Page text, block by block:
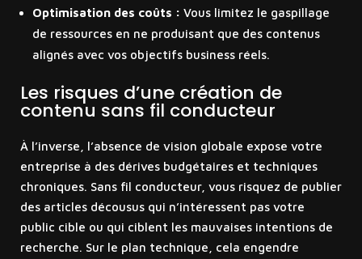
Optimisation des coûts : Vous limitez le gaspillage
de ressources en ne produisant que des contenus
alignés avec vos objectifs business réels.
Les risques d’une création de
contenu sans fil conducteur
À l’inverse, l’absence de vision globale expose votre
entreprise à des dérives budgétaires et techniques
chroniques. Sans fil conducteur, vous risquez de publier
des articles décousus qui n’intéressent pas votre
public cible ou qui ciblent les mauvaises intentions de
recherche. Sur le plan technique, cela engendre